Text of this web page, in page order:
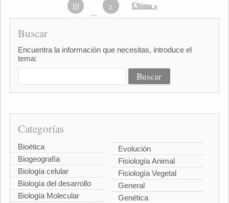
10
...
» Última »
Buscar
Encuentra la información que necesitas, introduce el
tema:
Categorías
Bioética
Biogeografía
Biología celular
Biología del desarrollo
Biología Molecular
Evolución
Fisiología Animal
Fisiología Vegetal
General
Genética